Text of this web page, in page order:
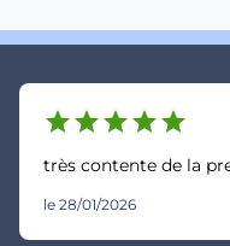
starstarstarstarstar
très contente de la
le 28/01/2026